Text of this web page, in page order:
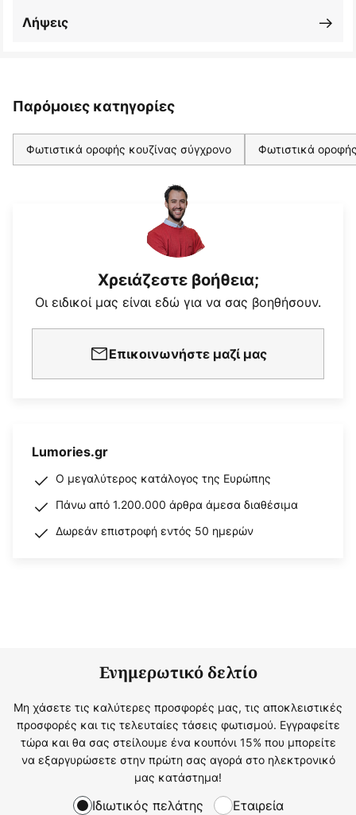
Λήψεις
Παρόμοιες κατηγορίες
Φωτιστικά οροφής κουζίνας σύγχρονο Φωτιστικά
Χρειάζεστε βοήθεια;
Οι ειδικοί μας είναι εδώ για να σας βοηθήσουν.
Επικοινωνήστε μαζί μας
Lumories.gr
Ο μεγαλύτερος κατάλογος της Ευρώπης
Πάνω από 1.200.000 άρθρα άμεσα διαθέσιμα
Δωρεάν επιστροφή εντός 50 ημερών
Ενημερωτικό δελτίο
Μη χάσετε τις καλύτερες προσφορές μας, τις αποκλειστικές
προσφορές και τις τελευταίες τάσεις φωτισμού. Εγγραφείτε
τώρα και θα σας στείλουμε ένα κουπόνι 15% που μπορείτε
να εξαργυρώσετε στην πρώτη σας αγορά στο ηλεκτρονικό
μας κατάστημα!
Ιδιωτικός πελάτης Εταιρεία